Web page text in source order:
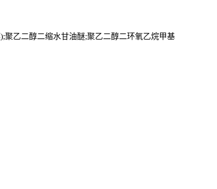
);聚乙二醇二缩水甘油醚;聚乙二醇二环氧乙烷甲基